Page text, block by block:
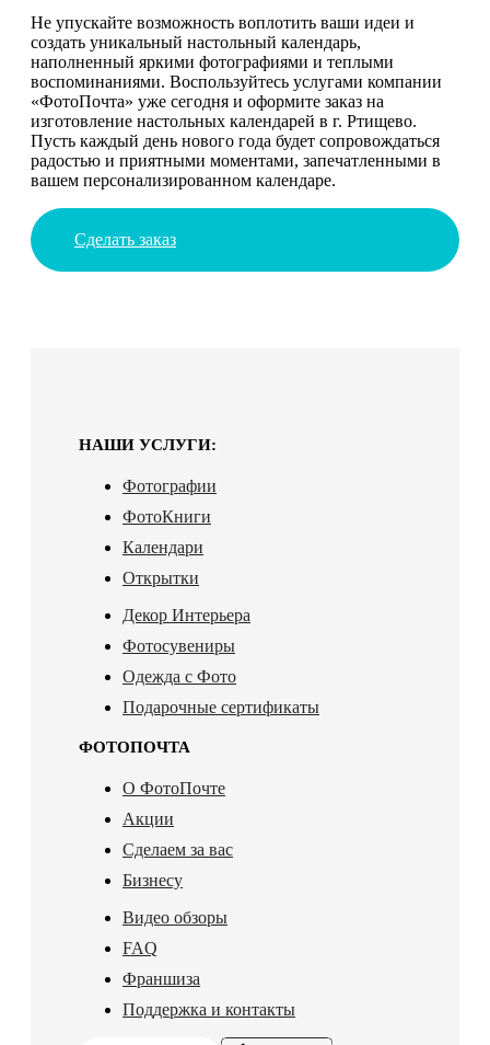
Не упускайте возможность воплотить ваши идеи и
создать уникальный настольный календарь,
наполненный яркими фотографиями и теплыми
воспоминаниями. Воспользуйтесь услугами компании
«ФотоПочта» уже сегодня и оформите заказ на
изготовление настольных календарей в г. Ртищево.
Пусть каждый день нового года будет сопровождаться
радостью и приятными моментами, запечатленными в
вашем персонализированном календаре.
Сделать заказ
НАШИ УСЛУГИ:
Фотографии
ФотоКниги
Календари
Открытки
Декор Интерьера
Фотосувениры
Одежда с Фото
Подарочные сертификаты
ФОТОПОЧТА
О ФотоПочте
Акции
Сделаем за вас
Бизнесу
Видео обзоры
FAQ
Франшиза
Поддержка и контакты